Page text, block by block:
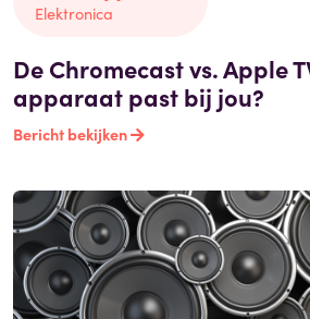
Elektronica
De Chromecast vs. Apple
apparaat past bij jou?
Bericht bekijken